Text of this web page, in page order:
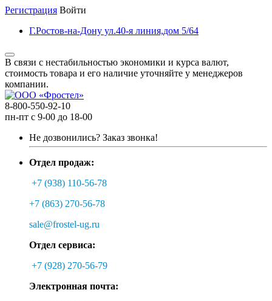
Регистрация Войти
Г.Ростов-на-Дону ул.40-я линия,дом 5/64
В связи с нестабильностью экономики и курса валют,
стоимость товара и его наличие уточняйте у менеджеров
компании.
8-800-550-92-10
пн-пт с 9-00 до 18-00
Не дозвонились? Заказ звонка!
Отдел продаж:
+7 (938) 110-56-78
+7 (863) 270-56-78
sale@frostel-ug.ru
Отдел сервиса:
+7 (928) 270-56-79
Электронная почта: